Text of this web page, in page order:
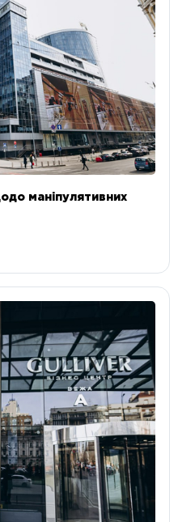
маніпулятивних